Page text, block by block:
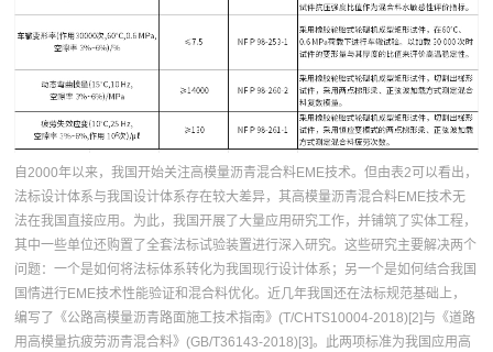
自2000年以来，我国开始关注高模量沥青混合料EME技术。但由表2可以看出，
法标设计体系与我国设计体系存在较大差异，其高模量沥青混合料EME技术无
法在我国直接应用。为此，我国开展了大量应用研究工作，并铺筑了实体工程，
其中一些单位还购置了全套法标试验装置进行深入研究。这些研究主要解决两个
问题：一个是如何将法标体系转化为我国现行设计体系；另一个是如何结合我国
国情进行EME技术性能验证和混合料优化。近几年我国还在法标规范基础上，
编写了《公路高模量沥青路面施工技术指南》(T/CHTS10004-2018)[2]与《道路
用高模量抗疲劳沥青混合料》(GB/T36143-2018)[3]。此两项标准为我国应用高